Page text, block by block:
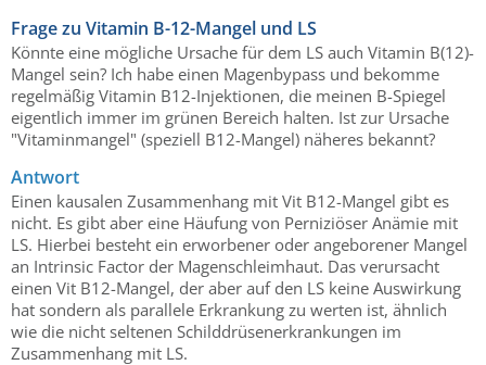
Frage zu Vitamin B-12-Mangel und LS
Könnte eine mögliche Ursache für dem LS auch Vitamin B(12)-
Mangel sein? Ich habe einen Magenbypass und bekomme
regelmäßig Vitamin B12-Injektionen, die meinen B-Spiegel
eigentlich immer im grünen Bereich halten. Ist zur Ursache
"Vitaminmangel" (speziell B12-Mangel) näheres bekannt?
Antwort
Einen kausalen Zusammenhang mit Vit B12-Mangel gibt es
nicht. Es gibt aber eine Häufung von Perniziöser Anämie mit
LS. Hierbei besteht ein erworbener oder angeborener Mangel
an Intrinsic Factor der Magenschleimhaut. Das verursacht
einen Vit B12-Mangel, der aber auf den LS keine Auswirkung
hat sondern als parallele Erkrankung zu werten ist, ähnlich
wie die nicht seltenen Schilddrüsenerkrankungen im
Zusammenhang mit LS.